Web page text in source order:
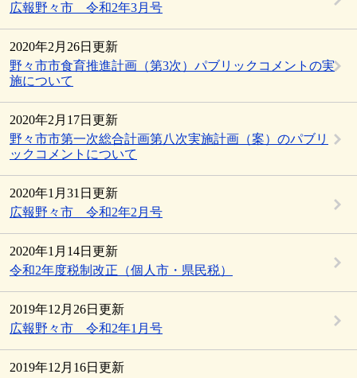
広報野々市 令和2年3月号
2020年2月26日更新
野々市市食育推進計画（第3次）パブリックコメントの実
施について
2020年2月17日更新
野々市市第一次総合計画第八次実施計画（案）のパブリ
ックコメントについて
2020年1月31日更新
広報野々市 令和2年2月号
2020年1月14日更新
令和2年度税制改正（個人市・県民税）
2019年12月26日更新
広報野々市 令和2年1月号
2019年12月16日更新